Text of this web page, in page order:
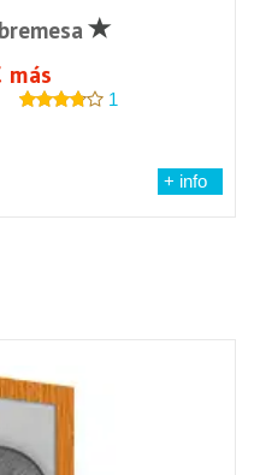
más
1
+ info